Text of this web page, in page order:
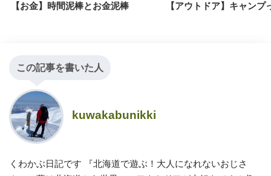
【お金】時間泥棒とお金泥棒 【アウトドア】キャンプ
この記事を書いた人
kuwakabunikki
くわかぶ日記です 『北海道で遊ぶ！大人になれないおじさ